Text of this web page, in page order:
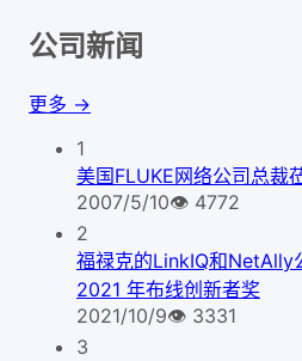
公司新闻
更多 →
1
美国FLUKE网络公司总裁
2007/5/10👁 4772
2
福禄克的LinkIQ和NetAlly
2021 年布线创新者奖
2021/10/9👁 3331
3